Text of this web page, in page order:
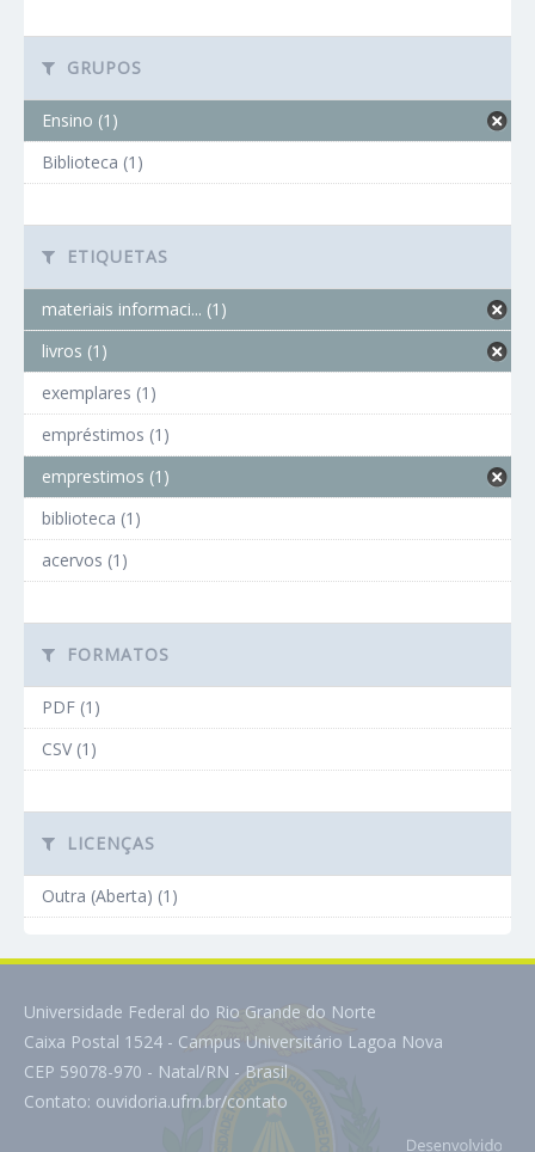
GRUPOS
Ensino (1)
Biblioteca (1)
ETIQUETAS
materiais informaci... (1)
livros (1)
exemplares (1)
empréstimos (1)
emprestimos (1)
biblioteca (1)
acervos (1)
FORMATOS
PDF (1)
CSV (1)
LICENÇAS
Outra (Aberta) (1)
Universidade Federal do Rio Grande do Norte
Caixa Postal 1524 - Campus Universitário Lagoa Nova
CEP 59078-970 - Natal/RN - Brasil
Contato: ouvidoria.ufrn.br/contato